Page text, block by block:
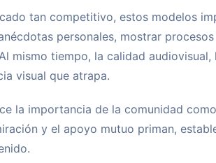
tan competitivo, estos modelos
personales, mostrar
mismo tiempo, la calidad
visual que atrapa.
la importancia de la comunidad
y el apoyo mutuo priman,